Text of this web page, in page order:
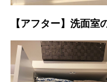
【アフター】洗面室